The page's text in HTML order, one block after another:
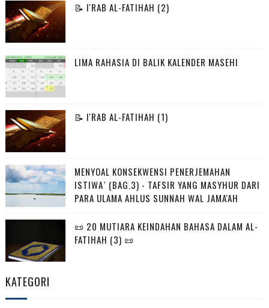
📝 I'RAB AL-FATIHAH (2)
LIMA RAHASIA DI BALIK KALENDER MASEHI
📝 I'RAB AL-FATIHAH (1)
MENYOAL KONSEKWENSI PENERJEMAHAN
ISTIWA` (BAG.3) - TAFSIR YANG MASYHUR DARI
PARA ULAMA AHLUS SUNNAH WAL JAMA'AH
📜 20 MUTIARA KEINDAHAN BAHASA DALAM AL-
FATIHAH (3) 📜
KATEGORI